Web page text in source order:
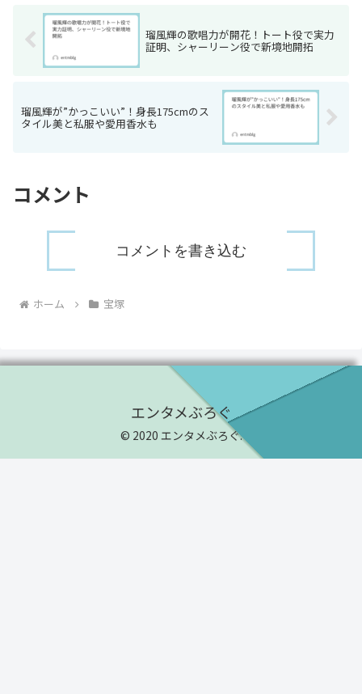
瑠風輝の歌唱力が開花！トート役で実力
証明、シャーリーン役で新境地開拓
瑠風輝が”かっこいい”！身長175cmのス
タイル美と私服や愛用香水も
コメント
コメントを書き込む
ホーム 宝塚
エンタメぶろぐ
© 2020 エンタメぶろぐ.